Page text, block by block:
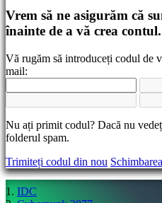
EN
ES
FR
HR
IT
JA
KO
NL
NO
PT
RO
RU
SR
Vrem să ne asigurăm că
înainte de a vă crea contul.
Vă rugăm să introduceți codul de
mail:
Nu ați primit codul? Dacă nu
folderul spam.
Trimiteți codul din nou
IDC